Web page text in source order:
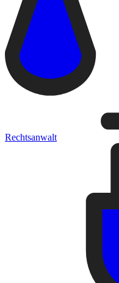
Rechtsanwalt